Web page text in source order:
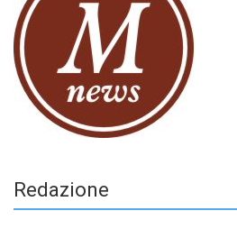
Redazione